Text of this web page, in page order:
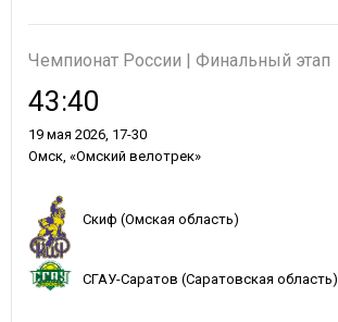
Чемпионат России | Финальный этап
Скиф (Омская область)
43:40
19 мая 2026, 17-30
Омск, «Омский велотрек»
СГАУ-Саратов (Саратовская область)